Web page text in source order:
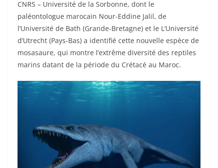
CNRS – Université de la Sorbonne, dont le
paléontologue marocain Nour-Eddine Jalil, de
l’Université de Bath (Grande-Bretagne) et le L’Université
d’Utrecht (Pays-Bas) a identifié cette nouvelle espèce de
mosasaure, qui montre l’extrême diversité des reptiles
marins datant de la période du Crétacé au Maroc.